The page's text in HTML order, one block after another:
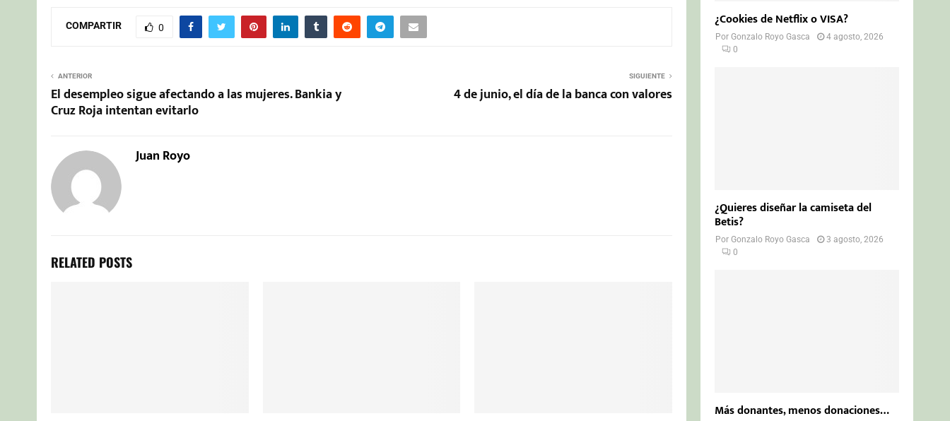
COMPARTIR 0
ANTERIOR
El desempleo sigue afectando a las mujeres. Bankia y
Cruz Roja intentan evitarlo
SIGUIENTE
4 de junio, el día de la banca con valores
Juan Royo
RELATED POSTS
¿Cookies de Netflix o VISA?
PorGonzalo Royo Gasca
4 agosto, 2026
0
¿Quieres diseñar la camiseta del
Betis?
PorGonzalo Royo Gasca
3 agosto, 2026
0
Más donantes, menos donaciones…